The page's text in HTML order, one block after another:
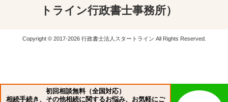
トライン行政書士事務所）
Copyright © 2017-2026 行政書士法人スタートライン All Rights Reserved.
初回相談無料（全国対応）
相続手続き、その他相続に関するお悩み、お気軽にご